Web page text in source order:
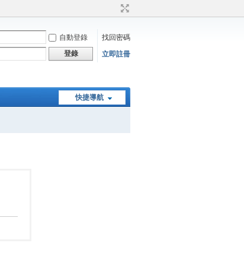
自動登錄
找回密碼
登錄 立即註冊
快捷導航